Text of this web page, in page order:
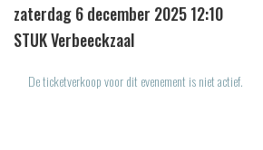
zaterdag 6 december 2025 12:10
STUK Verbeeckzaal
De ticketverkoop voor dit evenement is niet actief.